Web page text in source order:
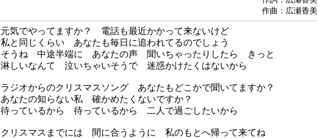
作曲：広瀬香美
元気でやってますか？ 電話も最近かかって来ないけど
私と同じくらい あなたも毎日に追われてるのでしょう
そうね 中途半端に あなたの声 聞いちゃったりしたら きっと
淋しいなんて 泣いちゃいそうで 迷惑かけたくはないから
ラジオからのクリスマスソング あなたもどこかで聞いてますか？
あなたの知らない私 確かめたくないですか？
待っているから 待っているから 二人で過ごしたいから
クリスマスまでには 間に合うように 私のもとへ帰って来てね